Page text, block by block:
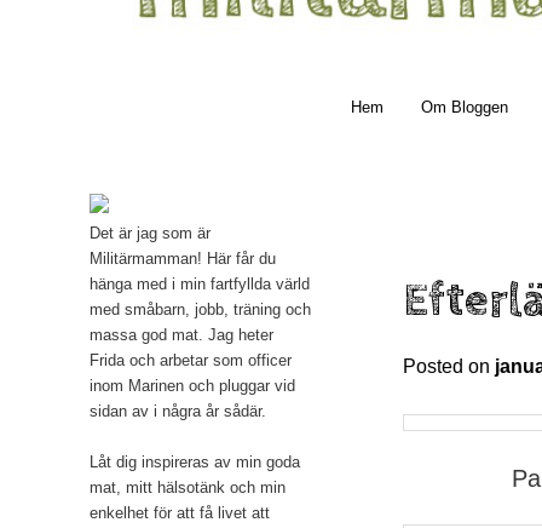
Hem Om Bloggen
Posted on
Det är jag som är
Militärmamman! Här får du
hänga med i min fartfyllda värld
med småbarn, jobb, träning och
massa god mat. Jag heter
Frida och arbetar som officer
inom Marinen och pluggar vid
sidan av i några år sådär.
Låt dig inspireras av min goda
mat, mitt hälsotänk och min
enkelhet för att få livet att